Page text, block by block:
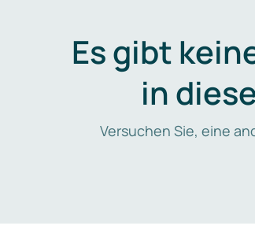
Es gibt
in
Versuchen Sie, eine